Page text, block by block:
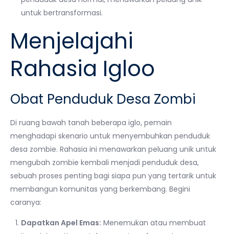
untuk bertransformasi.
Menjelajahi
Rahasia Igloo
Obat Penduduk Desa Zombi
Di ruang bawah tanah beberapa iglo, pemain
menghadapi skenario untuk menyembuhkan penduduk
desa zombie. Rahasia ini menawarkan peluang unik untuk
mengubah zombie kembali menjadi penduduk desa,
sebuah proses penting bagi siapa pun yang tertarik untuk
membangun komunitas yang berkembang. Begini
caranya:
Dapatkan Apel Emas: Menemukan atau membuat